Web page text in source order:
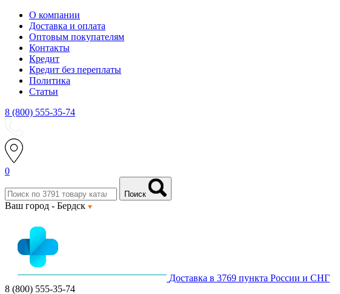
О компании
Доставка и оплата
Оптовым покупателям
Контакты
Кредит
Кредит без переплаты
Политика
Статьи
8 (800) 555-35-74
0
Поиск
Ваш город - Бердск
Доставка в 3769 пункта России и СНГ
8 (800) 555-35-74